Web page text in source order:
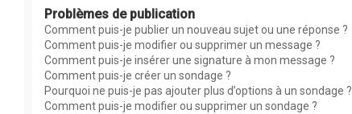
Problèmes de publication
Comment puis-je publier un nouveau sujet ou une réponse ?
Comment puis-je modifier ou supprimer un message ?
Comment puis-je insérer une signature à mon message ?
Comment puis-je créer un sondage ?
Pourquoi ne puis-je pas ajouter plus d’options à un sondage ?
Comment puis-je modifier ou supprimer un sondage ?